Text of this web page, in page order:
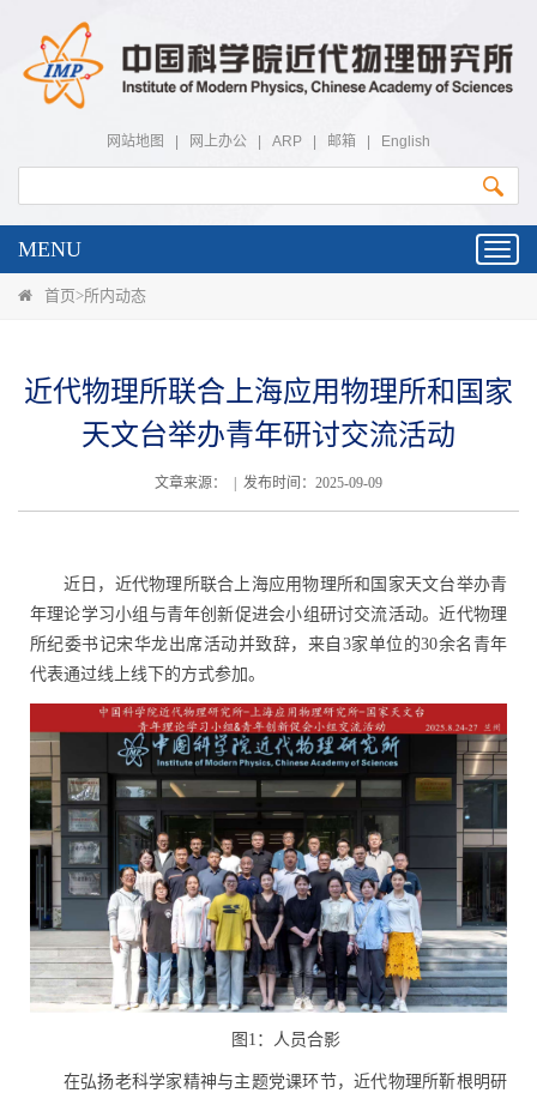
网站地图 网上办公 ARP 邮箱 English
MENU
首页>所内动态
近代物理所联合上海应用物理所和国家
天文台举办青年研讨交流活动
文章来源： | 发布时间：2025-09-09
近日，近代物理所联合上海应用物理所和国家天文台举办青
年理论学习小组与青年创新促进会小组研讨交流活动。近代物理
所纪委书记宋华龙出席活动并致辞，来自 3家单位的30余名青年
代表通过线上线下的方式参加。
图 1 ：人员合影
在弘扬老科学家精神与主题党课环节，近代物理所靳根明研